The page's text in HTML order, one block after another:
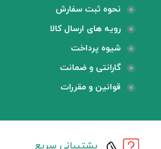
نحوه ثبت سفارش
رویه های ارسال کالا
شیوه پرداخت
گارانتی و ضمانت
قوانین و مقررات
پشتیبانی سریع